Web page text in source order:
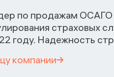
по продажам ОСАГО
страховых
году. Надежность
компании